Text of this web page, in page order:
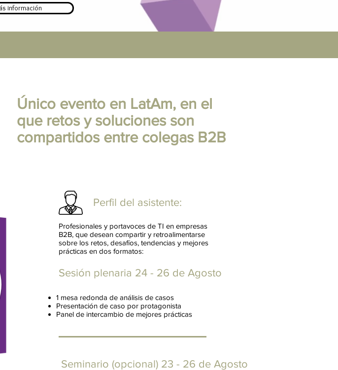
información
Único evento en LatAm, en el
que retos y soluciones son
compartidos entre colegas B2B
Perfil del asistente:
Profesionales y portavoces de TI en empresas
B2B, que desean compartir y retroalimentarse
sobre los retos, desafíos, tendencias y mejores
prácticas en dos formatos:
Sesión plenaria 24 - 26 de Agosto
1 mesa redonda de análisis de casos
Presentación de caso por protagonista
Panel de intercambio de mejores prácticas
Seminario (opcional) 23 - 26 de Agosto